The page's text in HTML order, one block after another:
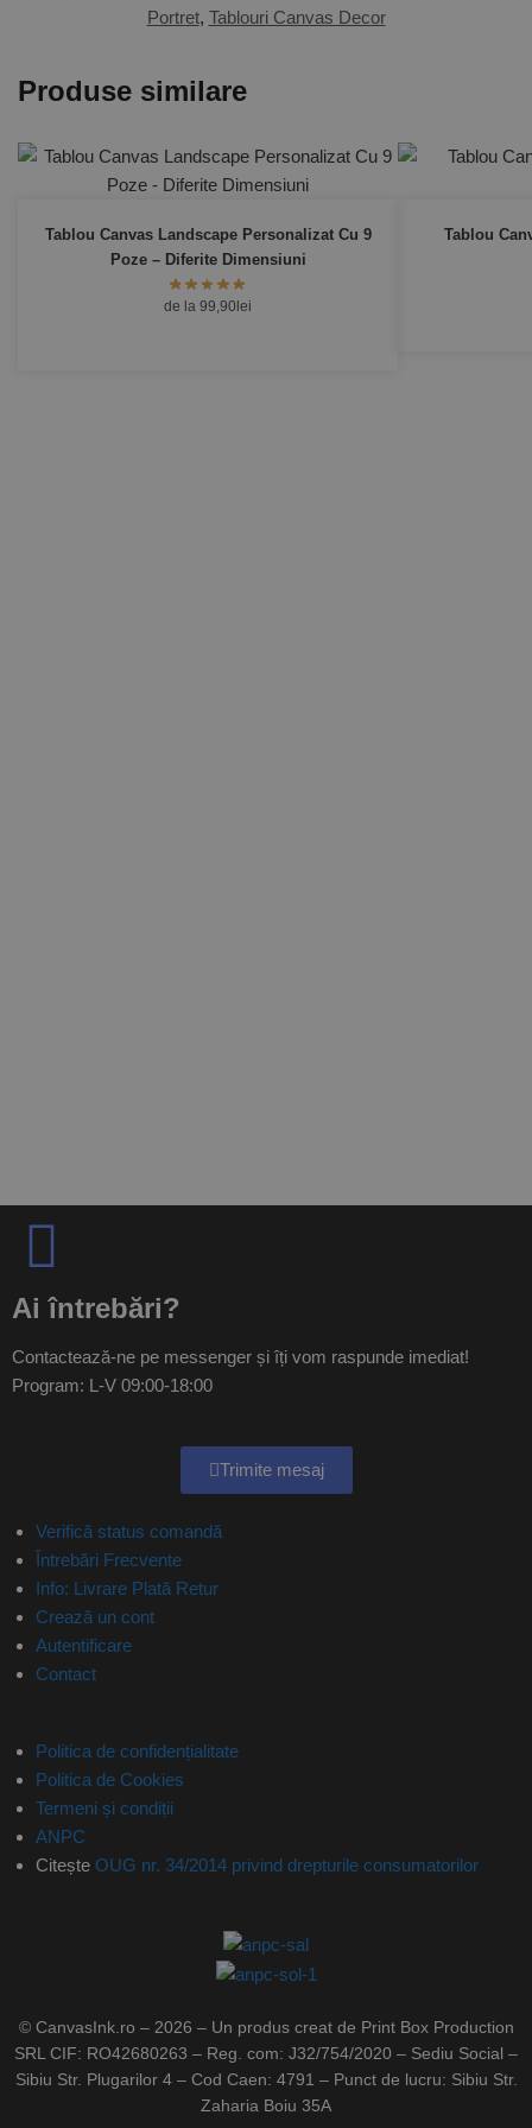
Portret, Tablouri Canvas Decor
Produse similare
Tablou Canvas Landscape Personalizat Cu 9
Poze – Diferite Dimensiuni
de la 99,90 lei
Tablou
Ai întrebări?
Contactează-ne pe messenger și îți vom raspunde imediat!
Program: L-V 09:00-18:00
Trimite mesaj
Verifică status comandă
Întrebări Frecvente
Info: Livrare Plată Retur
Crează un cont
Autentificare
Contact
Politica de confidențialitate
Politica de Cookies
Termeni și condiții
ANPC
Citește OUG nr. 34/2014 privind drepturile consumatorilor
© CanvasInk.ro – 2026 – Un produs creat de Print Box Production
SRL CIF: RO42680263 – Reg. com: J32/754/2020 – Sediu Social –
Sibiu Str. Plugarilor 4 – Cod Caen: 4791 – Punct de lucru: Sibiu Str.
Zaharia Boiu 35A